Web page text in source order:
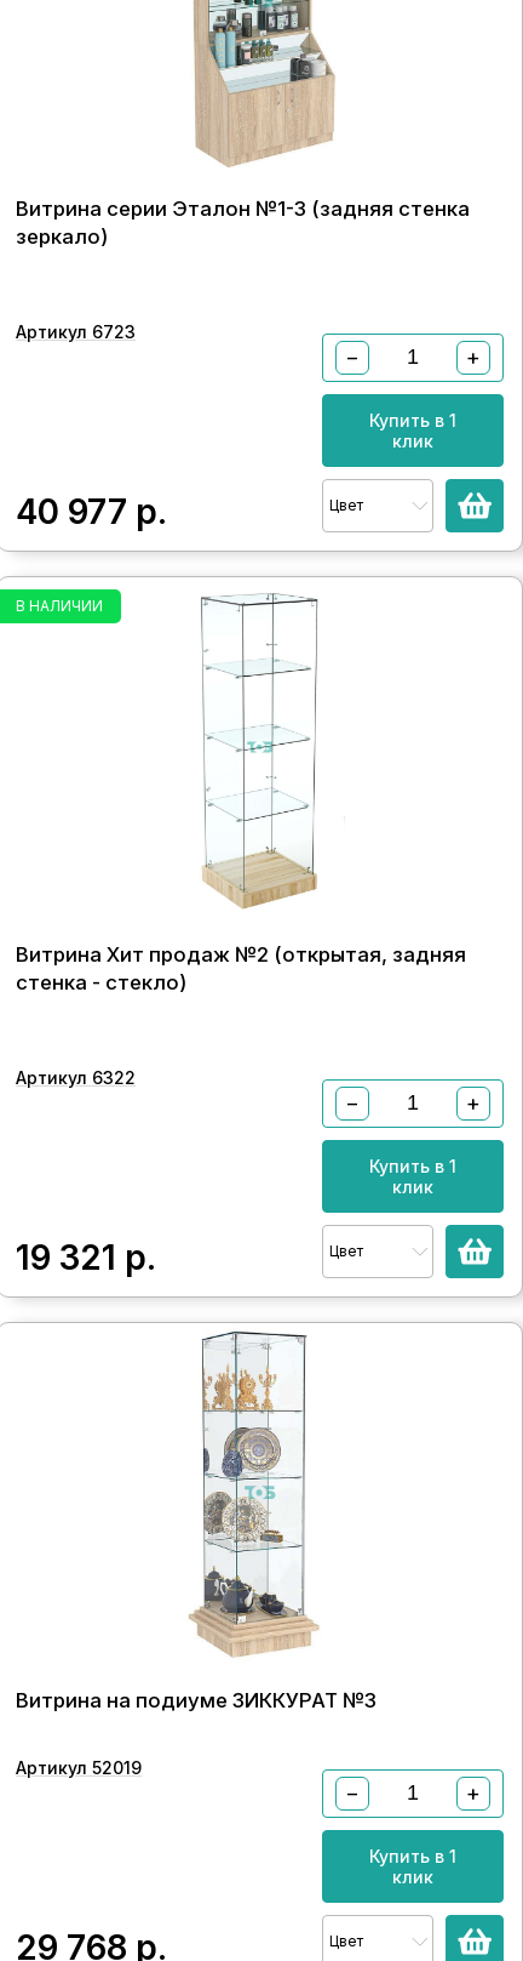
Витрина серии Эталон №1-3 (задняя стенка
зеркало)
Артикул 6723
40 977 р.
− +
Купить в 1
клик
Цвет
В НАЛИЧИИ
Витрина Хит продаж №2 (открытая, задняя
стенка - стекло)
Артикул 6322
19 321 р.
− +
Купить в 1
клик
Цвет
Витрина на подиуме ЗИККУРАТ №3
Артикул 52019
29 768 р.
− +
Купить в 1
клик
Цвет